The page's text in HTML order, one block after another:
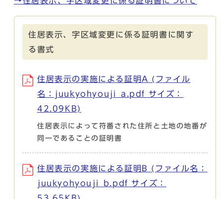
住居表示、字区域変更に係る証明書に関す
る書式
住居表示の実施による証明A (ファイル
名：juukyohyouji_a.pdf サイズ：
42.09KB)
住居表示によって符番された住所と土地の地番が
同一であることの証明書
住居表示の実施による証明B (ファイル名：
juukyohyouji_b.pdf サイズ：